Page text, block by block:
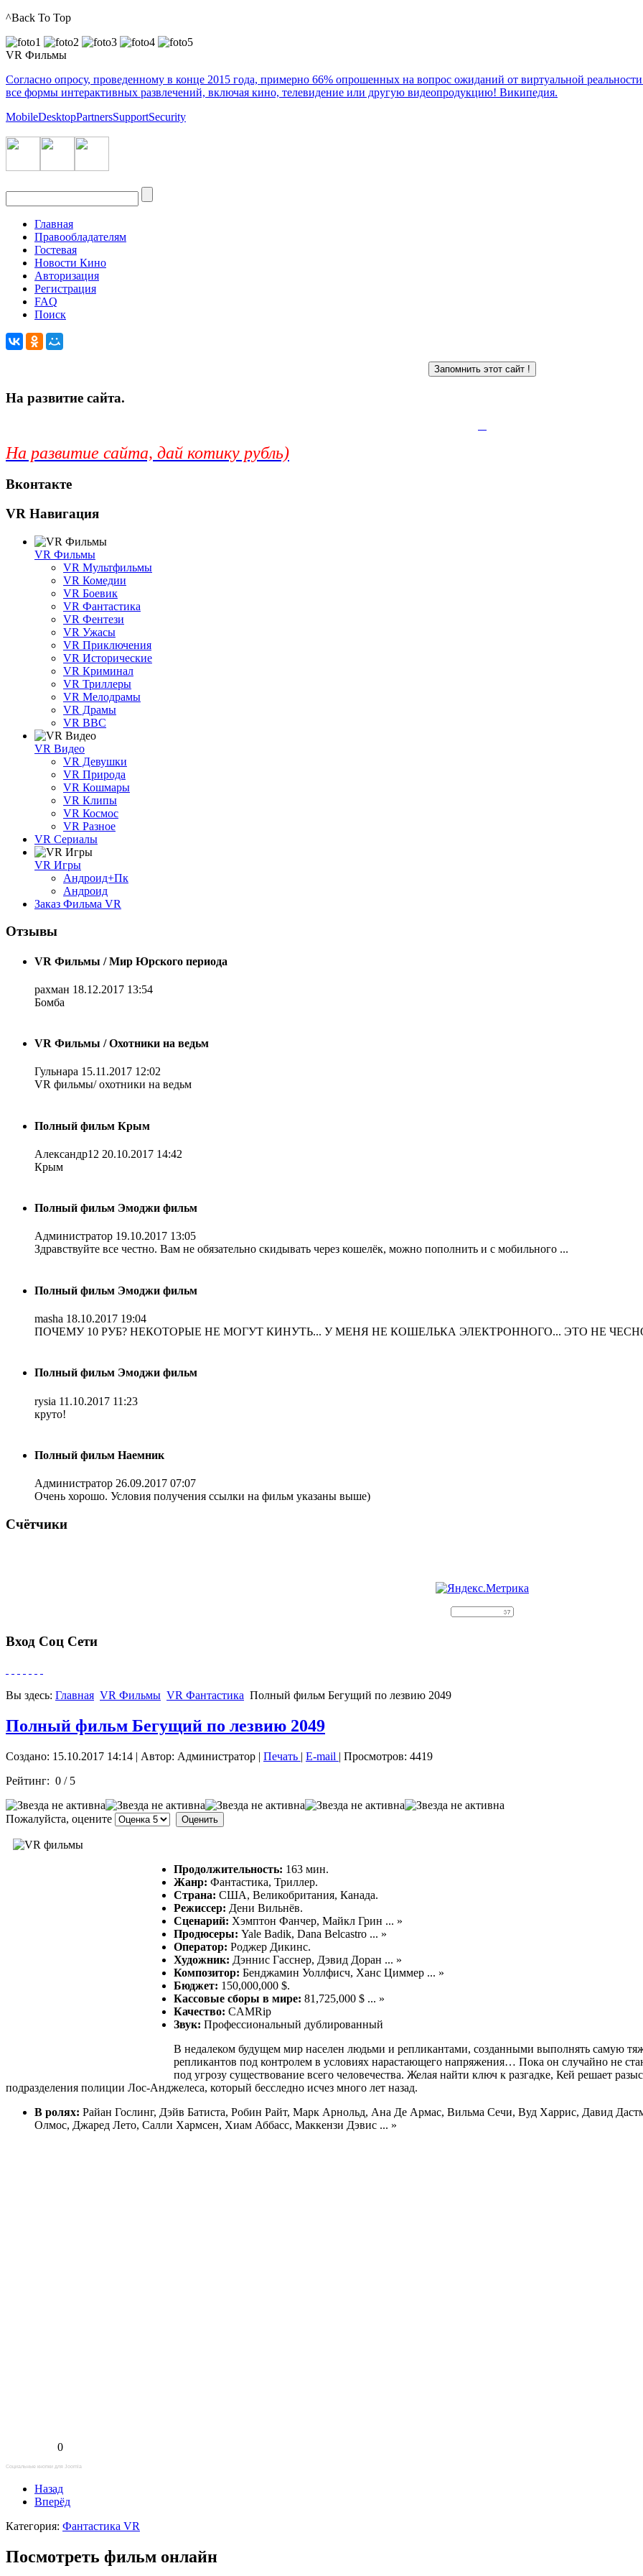
^Back To Top
VR Фильмы
Согласно опросу, проведенному в конце 2015 года, примерно 66% опрошенных на вопрос ожиданий от виртуальной
все формы интерактивных развлечений, включая кино, телевидение или другую видеопродукцию! Википедия.
MobileDesktopPartnersSupportSecurity
Главная
Правообладателям
Гостевая
Новости Кино
Авторизация
Регистрация
FAQ
Поиск
На развитие сайта.
На развитие сайта, дай котику рубль)
Вконтакте
VR Навигация
VR Фильмы
VR Мультфильмы
VR Комедии
VR Боевик
VR Фантастика
VR Фентези
VR Ужасы
VR Приключения
VR Исторические
VR Криминал
VR Триллеры
VR Мелодрамы
VR Драмы
VR BBC
VR Видео
VR Девушки
VR Природа
VR Кошмары
VR Клипы
VR Космос
VR Разное
VR Сериалы
VR Игры
Андроид+Пк
Андроид
Заказ Фильма VR
Отзывы
VR Фильмы / Мир Юрского периода
рахман 18.12.2017 13:54
Бомба
VR Фильмы / Охотники на ведьм
Гульнара 15.11.2017 12:02
VR фильмы/ охотники на ведьм
Полный фильм Крым
Александр12 20.10.2017 14:42
Крым
Полный фильм Эмоджи фильм
Администратор 19.10.2017 13:05
Здравствуйте все честно. Вам не обязательно скидывать через кошелёк, можно пополнить и с мобильного ...
Полный фильм Эмоджи фильм
masha 18.10.2017 19:04
ПОЧЕМУ 10 РУБ? НЕКОТОРЫЕ НЕ МОГУТ КИНУТЬ... У МЕНЯ НЕ КОШЕЛЬКА ЭЛЕКТРОННОГО... ЭТО НЕ
Полный фильм Эмоджи фильм
rysia 11.10.2017 11:23
круто!
Полный фильм Наемник
Администратор 26.09.2017 07:07
Очень хорошо. Условия получения ссылки на фильм указаны выше)
Счётчики
Вход Соц Сети
Вы здесь: Главная VR Фильмы VR Фантастика Полный фильм Бегущий по лезвию 2049
Полный фильм Бегущий по лезвию 2049
Создано: 15.10.2017 14:14 | Автор: Администратор | Печать | E-mail | Просмотров: 4419
Рейтинг: 0 / 5
Пожалуйста, оцените
Продолжительность: 163 мин.
Жанр: Фантастика, Триллер.
Страна: США, Великобритания, Канада.
Режиссер: Дени Вильнёв.
Сценарий: Хэмптон Фанчер, Майкл Грин ... »
Продюсеры: Yale Badik, Dana Belcastro ... »
Оператор: Роджер Дикинс.
Художник: Дэннис Гасснер, Дэвид Доран ... »
Композитор: Бенджамин Уоллфисч, Ханс Циммер ... »
Бюджет: 150,000,000 $.
Кассовые сборы в мире: 81,725,000 $ ... »
Качество: CAMRip
Звук: Профессиональный дублированный
В недалеком будущем мир населен людьми и репликантами, созданными выполнять самую
репликантов под контролем в условиях нарастающего напряжения… Пока он случайно не
под угрозу существование всего человечества. Желая найти ключ к разгадке, Кей решает
подразделения полиции Лос-Анджелеса, который бесследно исчез много лет назад.
В ролях: Райан Гослинг, Дэйв Батиста, Робин Райт, Марк Арнольд, Ана Де Армас, Вильма Сечи, Вуд Харрис, Давид
Олмос, Джаред Лето, Салли Хармсен, Хиам Аббасс, Маккензи Дэвис ... »
0
Социальные кнопки для Joomla
Назад
Вперёд
Категория: Фантастика VR
Посмотреть фильм онлайн